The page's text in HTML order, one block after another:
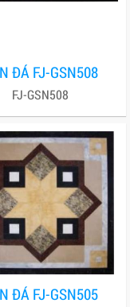
ĐÁ FJ-GSN508
FJ-GSN508
ĐÁ FJ-GSN505